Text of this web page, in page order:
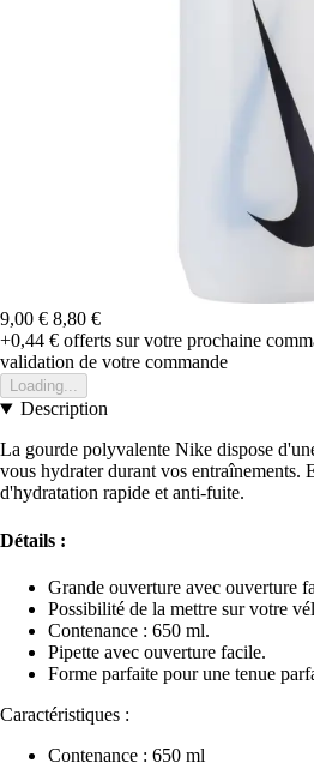
9,00 € 8,80 €
+0,44 € offerts sur votre prochaine
validation de votre commande
Loading...
Description
La gourde polyvalente Nike dispose
vous hydrater durant vos entraînements.
d'hydratation rapide et anti-fuite.
Détails :
Grande ouverture avec ouverture
Possibilité de la mettre sur votre
Contenance : 650 ml.
Pipette avec ouverture facile.
Forme parfaite pour une tenue
Caractéristiques :
Contenance : 650 ml